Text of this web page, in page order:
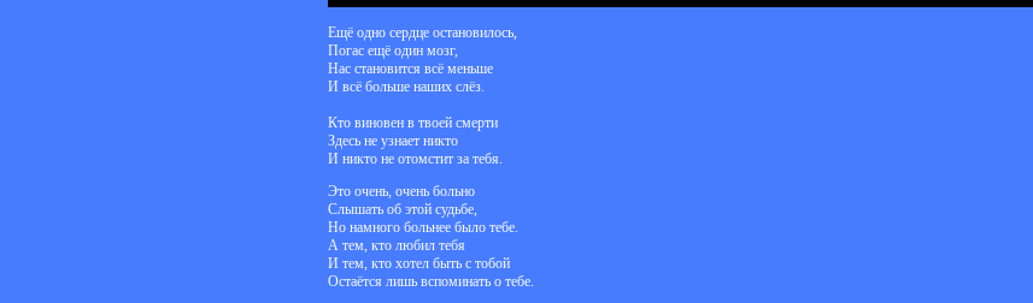
Ещё одно сердце остановилось,
Погас ещё один мозг,
Нас становится всё меньше
И всё больше наших слёз.
Кто виновен в твоей смерти
Здесь не узнает никто
И никто не отомстит за тебя.
Это очень, очень больно
Слышать об этой судьбе,
Но намного больнее было тебе.
А тем, кто любил тебя
И тем, кто хотел быть с тобой
Остаётся лишь вспоминать о тебе.